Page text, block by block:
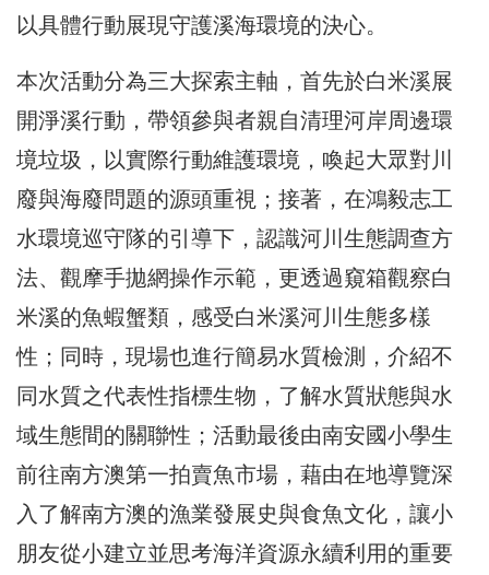
以具體行動展現守護溪海環境的決心。
本次活動分為三大探索主軸，首先於白米溪展
開淨溪行動，帶領參與者親自清理河岸周邊環
境垃圾，以實際行動維護環境，喚起大眾對川
廢與海廢問題的源頭重視；接著，在鴻毅志工
水環境巡守隊的引導下，認識河川生態調查方
法、觀摩手拋網操作示範，更透過窺箱觀察白
米溪的魚蝦蟹類，感受白米溪河川生態多樣
性；同時，現場也進行簡易水質檢測，介紹不
同水質之代表性指標生物，了解水質狀態與水
域生態間的關聯性；活動最後由南安國小學生
前往南方澳第一拍賣魚市場，藉由在地導覽深
入了解南方澳的漁業發展史與食魚文化，讓小
朋友從小建立並思考海洋資源永續利用的重要